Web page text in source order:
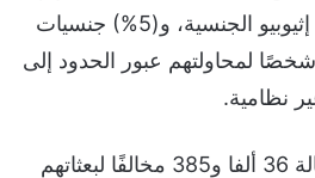
يمنيو الجنسية، و(60%) إثيوبيو الجنسية، و(5%) جنسيات
أخرى، كما تم ضبط 19 شخصًا لمحاولتهم عبور الحدود إلى
نظامية.
وبينت الوزارة أنه تم إحالة 36 ألفا و385 مخالفًا لبعثاتهم